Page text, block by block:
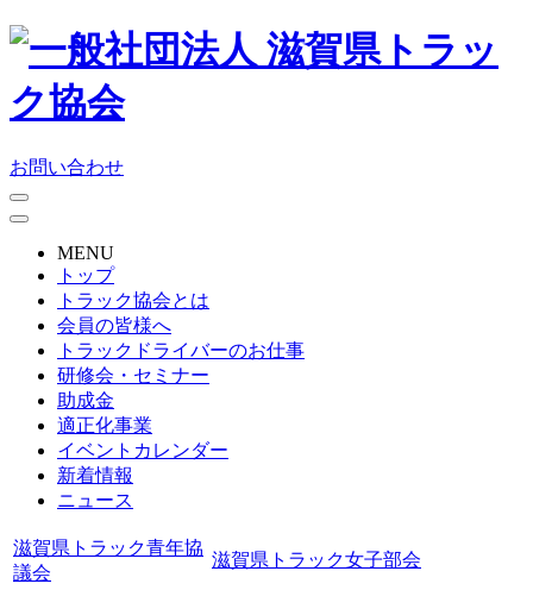
お問い合わせ
MENU
トップ
トラック協会とは
会員の皆様へ
トラックドライバーのお仕事
研修会・セミナー
助成金
適正化事業
イベントカレンダー
新着情報
ニュース
滋賀県トラック青年協
議会
滋賀県トラック女子部会